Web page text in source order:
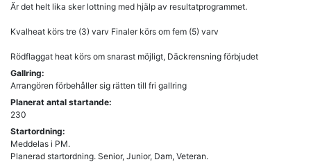
Är det helt lika sker lottning med hjälp av resultatprogrammet.
Kvalheat körs tre (3) varv Finaler körs om fem (5) varv
Rödflaggat heat körs om snarast möjligt, Däckrensning förbjudet
Gallring:
Arrangören förbehåller sig rätten till fri gallring
Planerat antal startande:
230
Startordning:
Meddelas i PM.
Planerad startordning. Senior, Junior, Dam, Veteran.